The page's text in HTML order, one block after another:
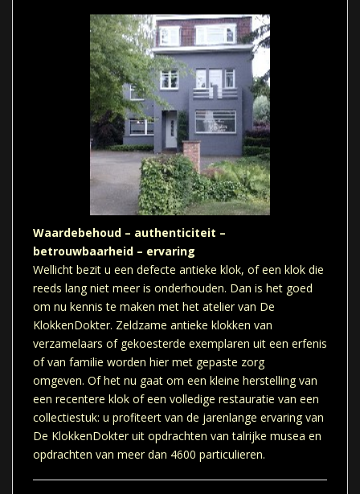
Waardebehoud – authenticiteit –
betrouwbaarheid – ervaring
Wellicht bezit u een defecte antieke klok, of een klok die
reeds lang niet meer is onderhouden. Dan is het goed
om nu kennis te maken met het atelier van De
KlokkenDokter. Zeldzame antieke klokken van
verzamelaars of gekoesterde exemplaren uit een erfenis
of van familie worden hier met gepaste zorg
omgeven. Of het nu gaat om een kleine herstelling van
een recentere klok of een volledige restauratie van een
collectiestuk: u profiteert van de jarenlange ervaring van
De KlokkenDokter uit opdrachten van talrijke musea en
opdrachten van meer dan 4600 particulieren.